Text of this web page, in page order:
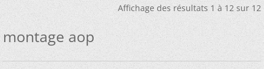
Affichage des résultats 1 à 12 sur 12
montage aop